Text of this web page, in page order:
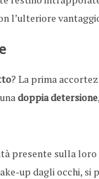
l’ulteriore
? La prima
doppia detersione
presente sulla
up dagli occhi,